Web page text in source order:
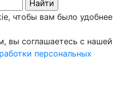
чтобы вам было удобнее
вы соглашаетесь с нашей
персональных